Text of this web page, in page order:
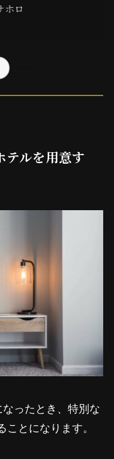
ホロ
ルを用意す
ったとき、特別な
とになります。